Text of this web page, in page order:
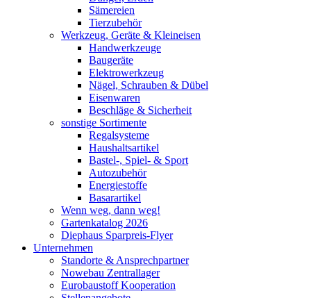
Sämereien
Tierzubehör
Werkzeug, Geräte & Kleineisen
Handwerkzeuge
Baugeräte
Elektrowerkzeug
Nägel, Schrauben & Dübel
Eisenwaren
Beschläge & Sicherheit
sonstige Sortimente
Regalsysteme
Haushaltsartikel
Bastel-, Spiel- & Sport
Autozubehör
Energiestoffe
Basarartikel
Wenn weg, dann weg!
Gartenkatalog 2026
Diephaus Sparpreis-Flyer
Unternehmen
Standorte & Ansprechpartner
Nowebau Zentrallager
Eurobaustoff Kooperation